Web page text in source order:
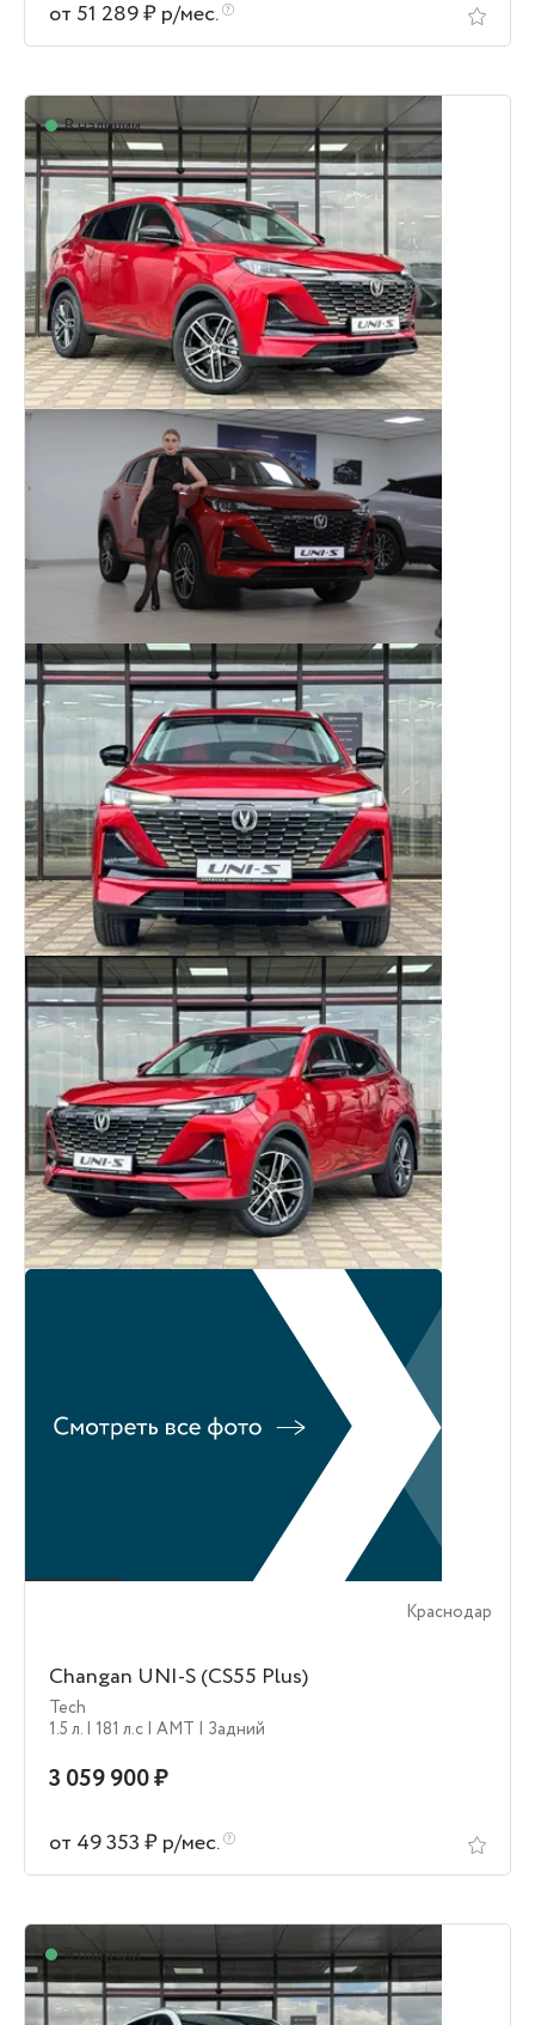
от 51 289 ₽ р/мес.
В наличии
Краснодар
Changan UNI-S (CS55 Plus)
Tech
1.5 л. | 181 л.c | AMT | Задний
3 059 900 ₽
от 49 353 ₽ р/мес.
В наличии